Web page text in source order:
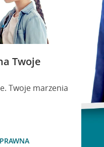
Twoje
Twoje marzenia